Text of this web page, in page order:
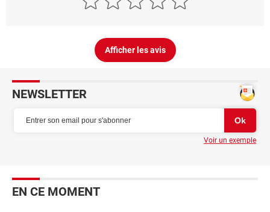
Afficher les avis
NEWSLETTER
Voir un exemple
EN CE MOMENT